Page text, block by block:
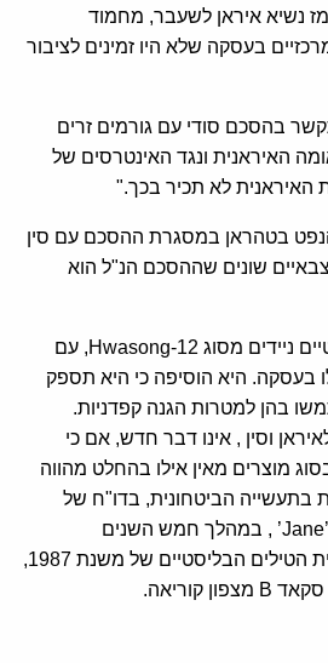
נשיא איראן לשעבר, מחמוד
בעסקה שלא היו זמינים לציבור
בהסכם סודי עם גורמים זרים
האיראנית ונגד האינטרסים של
האיראנית לא תכיר בכך."
בטהראן במסגרת ההסכם עם סין
צבאיים שונים שההסכם הנ"ל הוא
כלי נשק כמו טילים בליסטיים ניידים מסוג Hwasong-12, עם
ק"מ ייכללו בעסקה. היא הוסיפה כי היא תספק
בהן למטרות הגנה קפדניות.
וסין , אינו דבר חדש, אם כי
מוצרים מאין אילו בהחלט מהווה
בתעשייה הביטחונית, בדו"ח של
Jane’s Intelligence Reviews’ , במהלך חמש השנים
הראשונות מתחילת תוכנית הטילים הבליסטיים של משנת 1987,